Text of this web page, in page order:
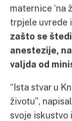
maternice ‘na
trpjele uvrede
zašto se
anestezije,
valjda od
“Ista stvar u
životu”,
svoje iskustvo